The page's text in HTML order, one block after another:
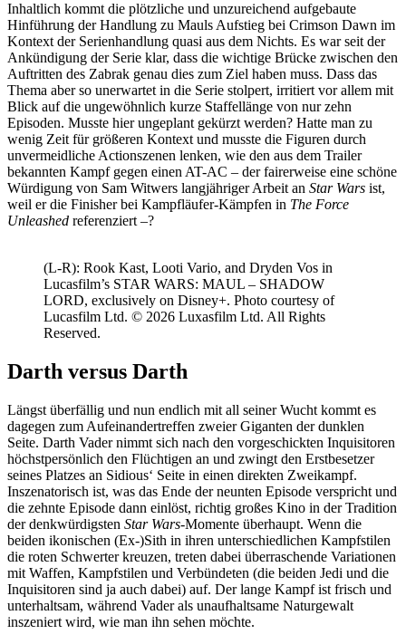
Inhaltlich kommt die plötzliche und unzureichend aufgebaute
Hinführung der Handlung zu Mauls Aufstieg bei Crimson Dawn im
Kontext der Serienhandlung quasi aus dem Nichts. Es war seit der
Ankündigung der Serie klar, dass die wichtige Brücke zwischen den
Auftritten des Zabrak genau dies zum Ziel haben muss. Dass das
Thema aber so unerwartet in die Serie stolpert, irritiert vor allem mit
Blick auf die ungewöhnlich kurze Staffellänge von nur zehn
Episoden. Musste hier ungeplant gekürzt werden? Hatte man zu
wenig Zeit für größeren Kontext und musste die Figuren durch
unvermeidliche Actionszenen lenken, wie den aus dem Trailer
bekannten Kampf gegen einen AT-AC – der fairerweise eine schöne
Würdigung von Sam Witwers langjähriger Arbeit an Star Wars ist,
weil er die Finisher bei Kampfläufer-Kämpfen in The Force
Unleashed referenziert –?
(L-R): Rook Kast, Looti Vario, and Dryden Vos in
Lucasfilm’s STAR WARS: MAUL – SHADOW
LORD, exclusively on Disney+. Photo courtesy of
Lucasfilm Ltd. © 2026 Luxasfilm Ltd. All Rights
Reserved.
Darth versus Darth
Längst überfällig und nun endlich mit all seiner Wucht kommt es
dagegen zum Aufeinandertreffen zweier Giganten der dunklen
Seite. Darth Vader nimmt sich nach den vorgeschickten Inquisitoren
höchstpersönlich den Flüchtigen an und zwingt den Erstbesetzer
seines Platzes an Sidious‘ Seite in einen direkten Zweikampf.
Inszenatorisch ist, was das Ende der neunten Episode verspricht und
die zehnte Episode dann einlöst, richtig großes Kino in der Tradition
der denkwürdigsten Star Wars-Momente überhaupt. Wenn die
beiden ikonischen (Ex-)Sith in ihren unterschiedlichen Kampfstilen
die roten Schwerter kreuzen, treten dabei überraschende Variationen
mit Waffen, Kampfstilen und Verbündeten (die beiden Jedi und die
Inquisitoren sind ja auch dabei) auf. Der lange Kampf ist frisch und
unterhaltsam, während Vader als unaufhaltsame Naturgewalt
inszeniert wird, wie man ihn sehen möchte.